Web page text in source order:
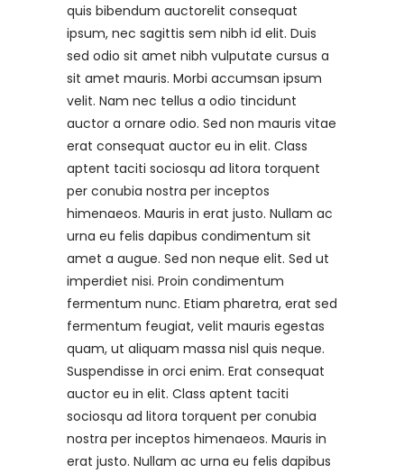
quis bibendum auctorelit consequat
ipsum, nec sagittis sem nibh id elit. Duis
sed odio sit amet nibh vulputate cursus a
sit amet mauris. Morbi accumsan ipsum
velit. Nam nec tellus a odio tincidunt
auctor a ornare odio. Sed non mauris vitae
erat consequat auctor eu in elit. Class
aptent taciti sociosqu ad litora torquent
per conubia nostra per inceptos
himenaeos. Mauris in erat justo. Nullam ac
urna eu felis dapibus condimentum sit
amet a augue. Sed non neque elit. Sed ut
imperdiet nisi. Proin condimentum
fermentum nunc. Etiam pharetra, erat sed
fermentum feugiat, velit mauris egestas
quam, ut aliquam massa nisl quis neque.
Suspendisse in orci enim. Erat consequat
auctor eu in elit. Class aptent taciti
sociosqu ad litora torquent per conubia
nostra per inceptos himenaeos. Mauris in
erat justo. Nullam ac urna eu felis dapibus